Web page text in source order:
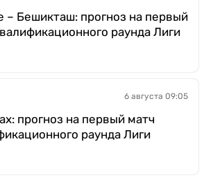
– Бешикташ: прогноз на первый
раунда Лиги
6 августа 09:05
прогноз на первый матч
раунда Лиги